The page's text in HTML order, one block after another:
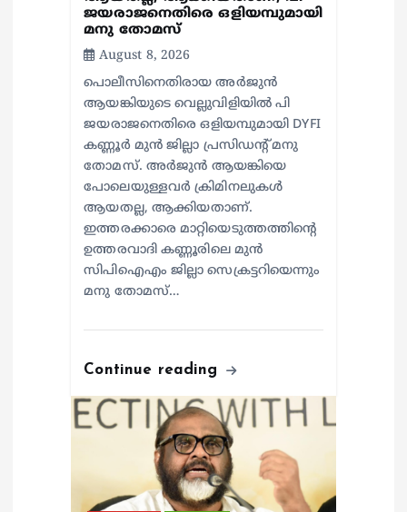
ജയരാജനെതിരെ ഒളിയമ്പുമായി
മനു തോമസ്
August 8, 2026
പൊലീസിനെതിരായ അർജുൻ
ആയങ്കിയുടെ വെല്ലുവിളിയിൽ പി
ജയരാജനെതിരെ ഒളിയമ്പുമായി DYFI
കണ്ണൂർ മുൻ ജില്ലാ പ്രസിഡന്റ് മനു
തോമസ്. അർജുൻ ആയങ്കിയെ
പോലെയുള്ളവർ ക്രിമിനലുകൾ
ആയതല്ല, ആക്കിയതാണ്.
ഇത്തരക്കാരെ മാറ്റിയെടുത്തത്തിന്റെ
ഉത്തരവാദി കണ്ണൂരിലെ മുൻ
സിപിഐഎം ജില്ലാ സെക്രട്ടറിയെന്നും
മനു തോമസ്…
Continue reading